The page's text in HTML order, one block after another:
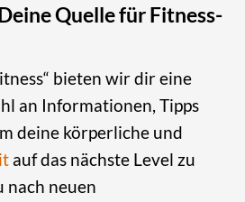
Quelle für Fitness-
bieten wir dir eine
an Informationen, Tipps
deine körperliche und
auf das nächste Level zu
nach neuen